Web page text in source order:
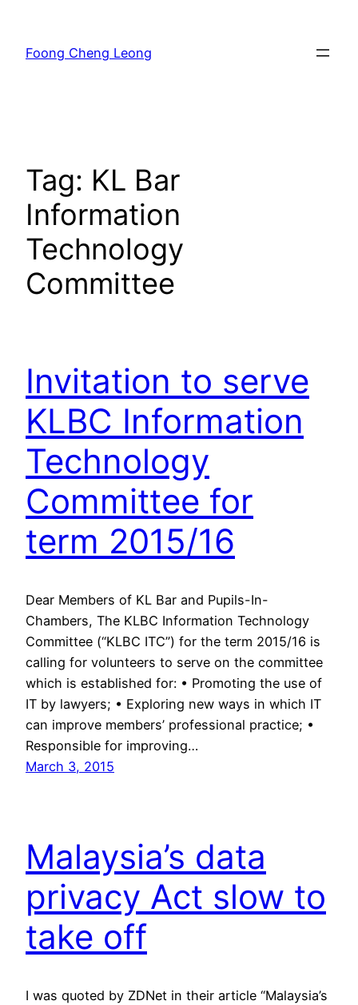
content
Foong Cheng Leong
Tag: KL Bar
Information
Technology
Committee
Invitation to serve
KLBC Information
Technology
Committee for
term 2015/16
Dear Members of KL Bar and Pupils-In-
Chambers, The KLBC Information Technology
Committee (“KLBC ITC”) for the term 2015/16 is
calling for volunteers to serve on the committee
which is established for: • Promoting the use of
IT by lawyers; • Exploring new ways in which IT
can improve members’ professional practice; •
Responsible for improving…
March 3, 2015
Malaysia’s data
privacy Act slow to
take off
I was quoted by ZDNet in their article “Malaysia’s